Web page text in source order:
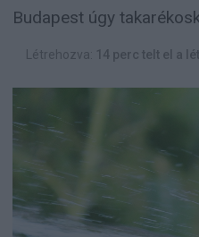
Budapest úgy
Létrehozva: 14 perc telt el a